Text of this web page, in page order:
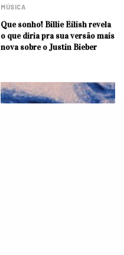
MÚSICA
Que sonho! Billie Eilish revela
o que diria pra sua versão mais
nova sobre o Justin Bieber